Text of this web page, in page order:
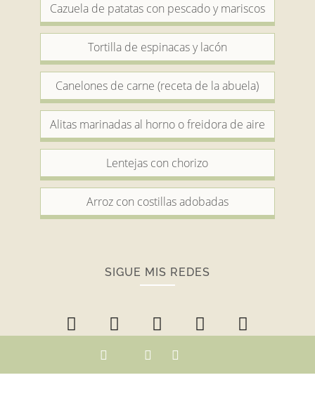
Cazuela de patatas con pescado y mariscos
Tortilla de espinacas y lacón
Canelones de carne (receta de la abuela)
Alitas marinadas al horno o freidora de aire
Lentejas con chorizo
Arroz con costillas adobadas
SIGUE MIS REDES